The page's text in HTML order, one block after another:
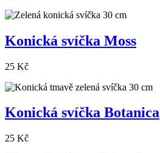
Konická svíčka Moss
25 Kč
Konická svíčka Botanica
25 Kč